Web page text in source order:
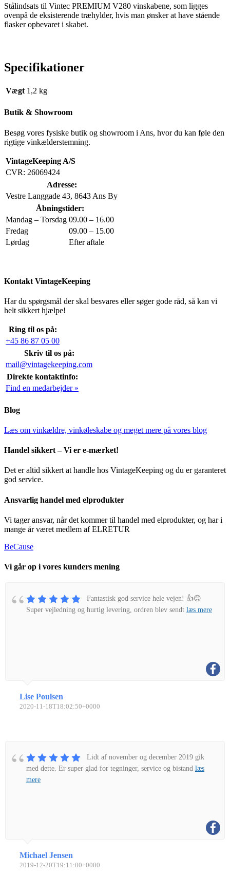
Stålindsats til Vintec PREMIUM V280 vinskabene, som ligges
ovenpå de eksisterende træhylder, hvis man ønsker at have stående
flasker opbevaret i skabet.
Specifikationer
Vægt 1,2 kg
Butik & Showroom
Besøg vores fysiske butik og showroom i Ans, hvor du kan føle den
rigtige vinkælderstemning.
VintageKeeping A/S
CVR: 26069424
Adresse:
Vestre Langgade 43, 8643 Ans By
Åbningstider:
Mandag – Torsdag 09.00 – 16.00
Fredag
09.00 – 15.00
Lørdag
Efter aftale
Kontakt VintageKeeping
Har du spørgsmål der skal besvares eller søger gode råd, så kan vi
helt sikkert hjælpe!
Ring til os på:
+45 86 87 05 00
Skriv til os på:
mail@vintagekeeping.com
Direkte kontaktinfo:
Find en medarbejder »
Blog
Læs om vinkældre, vinkøleskabe og meget mere på vores blog
Handel sikkert – Vi er e-mærket!
Det er altid sikkert at handle hos VintageKeeping og du er garanteret
god service.
Ansvarlig handel med elprodukter
Vi tager ansvar, når det kommer til handel med elprodukter, og har i
mange år været medlem af ELRETUR
BeCause
Vi går op i vores kunders mening
Fantastisk god service hele vejen! 👍😊
Super vejledning og hurtig levering, ordren blev sendt læs mere
Lise Poulsen
2020-11-18T18:02:50+0000
Lidt af november og december 2019 gik
med dette. Er super glad for tegninger, service og bistand læs
mere
Michael Jensen
2019-12-20T19:11:00+0000